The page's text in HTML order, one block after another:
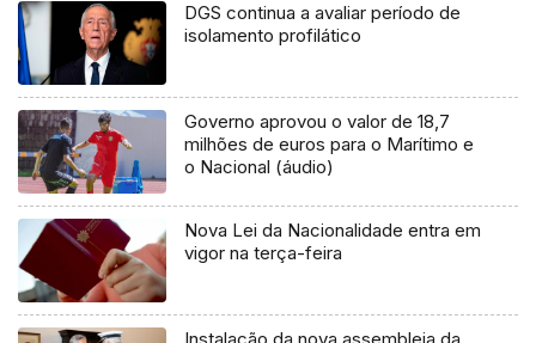
DGS continua a avaliar período de
isolamento profilático
Governo aprovou o valor de 18,7
milhões de euros para o Marítimo e
o Nacional (áudio)
Nova Lei da Nacionalidade entra em
vigor na terça-feira